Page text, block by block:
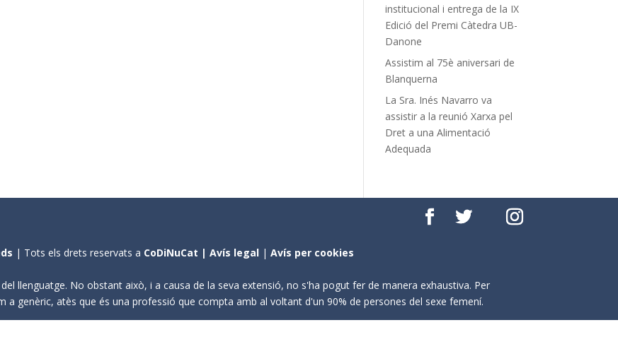
institucional i entrega de la IX
Edició del Premi Càtedra UB-
Danone
Assistim al 75è aniversari de
Blanquerna
La Sra. Inés Navarro va
assistir a la reunió Xarxa pel
Dret a una Alimentació
Adequada
| Tots els drets reservats a CoDiNuCat |Avís legal |Avís per cookies
llenguatge. No obstant això, i a causa de la seva extensió, no s'ha pogut fer de manera exhaustiva. Per
genèric, atès que és una professió que compta amb al voltant d'un 90% de persones del sexe femení.